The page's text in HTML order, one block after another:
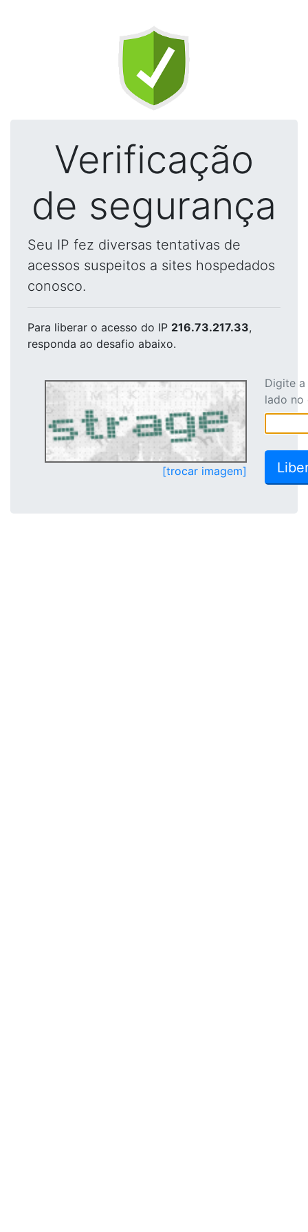
Verificação
de segurança
Seu IP fez diversas tentativas de
acessos suspeitos a sites hospedados
conosco.
Para liberar o acesso do IP 216.73.217.33,
responda ao desafio abaixo.
[trocar imagem]
Digite
lado no